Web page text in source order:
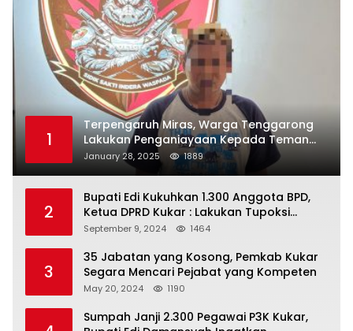
1
Terpengaruh Miras, Warga Tenggarong
Lakukan Penganiayaan Kepada Teman
Sendiri
January 28, 2025 1889
2
Bupati Edi Kukuhkan 1.300 Anggota BPD,
Ketua DPRD Kukar : Lakukan Tupoksi
Dengan Baik Untuk Wujudkan
September 9, 2024 1464
3
35 Jabatan yang Kosong, Pemkab Kukar
Segara Mencari Pejabat yang Kompeten
May 20, 2024 1190
Sumpah Janji 2.300 Pegawai P3K Kukar,